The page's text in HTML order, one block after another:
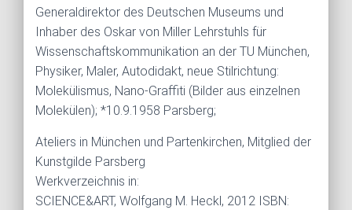
Generaldirektor des Deutschen Museums und
Inhaber des Oskar von Miller Lehrstuhls für
Wissenschaftskommunikation an der TU München,
Physiker, Maler, Autodidakt, neue Stilrichtung:
Molekülismus, Nano-Graffiti (Bilder aus einzelnen
Molekülen); *10.9.1958 Parsberg;
Ateliers in München und Partenkirchen, Mitglied der
Kunstgilde Parsberg
Werkverzeichnis in:
SCIENCE&ART, Wolfgang M. Heckl, 2012 ISBN: